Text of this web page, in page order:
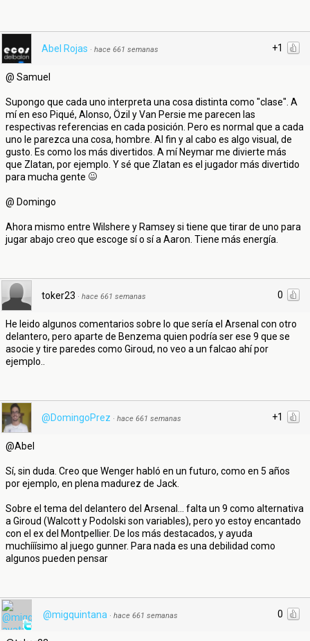
+1
Abel Rojas · hace 661 semanas
@ Samuel
Supongo que cada uno interpreta una cosa distinta como "clase". A
mí en eso Piqué, Alonso, Özil y Van Persie me parecen las
respectivas referencias en cada posición. Pero es normal que a cada
uno le parezca una cosa, hombre. Al fin y al cabo es algo visual, de
gusto. Es como los más divertidos. A mí Neymar me divierte más
que Zlatan, por ejemplo. Y sé que Zlatan es el jugador más divertido
para mucha gente
@ Domingo
Ahora mismo entre Wilshere y Ramsey si tiene que tirar de uno para
jugar abajo creo que escoge sí o sí a Aaron. Tiene más energía.
0
toker23 · hace 661 semanas
He leido algunos comentarios sobre lo que sería el Arsenal con otro
delantero, pero aparte de Benzema quien podría ser ese 9 que se
asocie y tire paredes como Giroud, no veo a un falcao ahí por
ejemplo..
+1
@DomingoPrez · hace 661 semanas
@Abel
Sí, sin duda. Creo que Wenger habló en un futuro, como en 5 años
por ejemplo, en plena madurez de Jack.
Sobre el tema del delantero del Arsenal... falta un 9 como alternativa
a Giroud (Walcott y Podolski son variables), pero yo estoy encantado
con el ex del Montpellier. De los más destacados, y ayuda
muchííísimo al juego gunner. Para nada es una debilidad como
algunos pueden pensar
0
@migquintana · hace 661 semanas